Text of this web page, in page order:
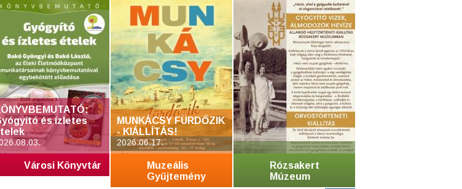
és ízletes
Városi Könyvtár
MUNKÁCSY FÜRDŐZIK
- KIÁLLÍTÁS!
2026.06.17.
Muzeális
Gyűjtemény
Rózsakert
Múzeum